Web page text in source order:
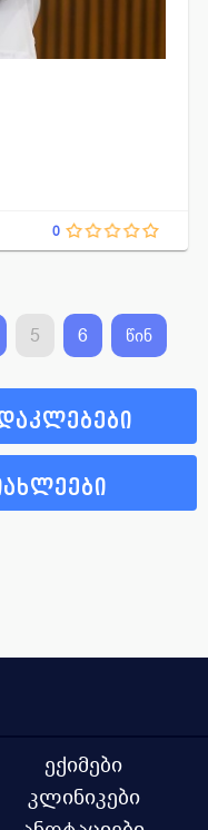
0
5 6 წინ
ექიმები
კლინიკები